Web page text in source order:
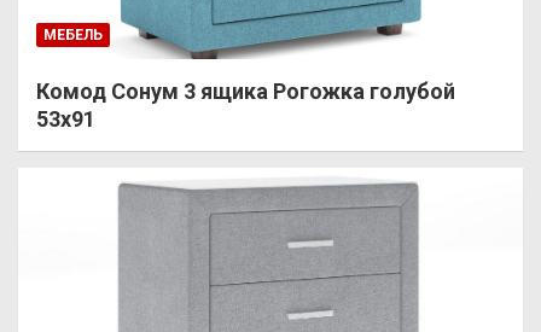
МЕБЕЛЬ
Комод Сонум 3 ящика Рогожка голубой
53х91